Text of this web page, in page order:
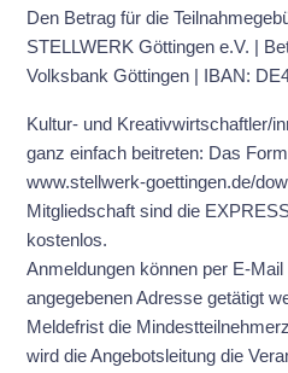
Den Betrag für die
STELLWERK Göttingen e.V. |
Volksbank Göttingen | IBAN:
Kultur- und Kreativwirtschaftler/
ganz einfach beitreten: Das
www.stellwerk-goettingen.de/
Mitgliedschaft sind die
kostenlos.
Anmeldungen können per E-
angegebenen Adresse getätigt
Meldefrist die
wird die Angebotsleitung die